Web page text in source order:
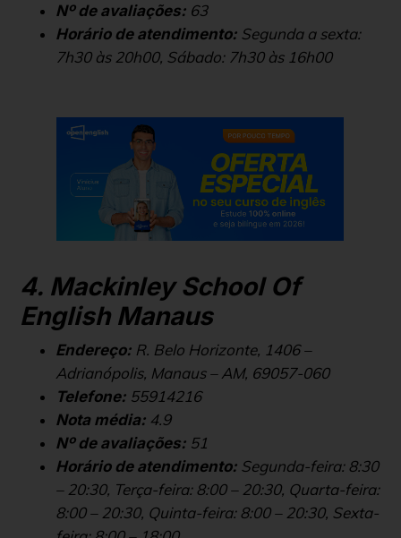
Nº de avaliações: 63
Horário de atendimento: Segunda a sexta:
7h30 às 20h00, Sábado: 7h30 às 16h00
4. Mackinley School Of
English Manaus
Endereço: R. Belo Horizonte, 1406 –
Adrianópolis, Manaus – AM, 69057-060
Telefone: 55914216
Nota média: 4.9
Nº de avaliações: 51
Horário de atendimento: Segunda-feira: 8:30
– 20:30, Terça-feira: 8:00 – 20:30, Quarta-feira:
8:00 – 20:30, Quinta-feira: 8:00 – 20:30, Sexta-